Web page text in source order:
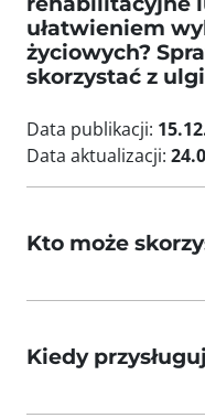
ułatwieniem
życiowych?
skorzystać z
Data publikacji:
Data aktualizacji:
Kto może
Kiedy